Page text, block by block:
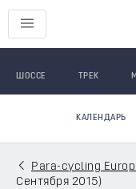
ШОССЕ ТРЕК
КАЛЕНДАРЬ
Para-cycling
Сентября 2015)